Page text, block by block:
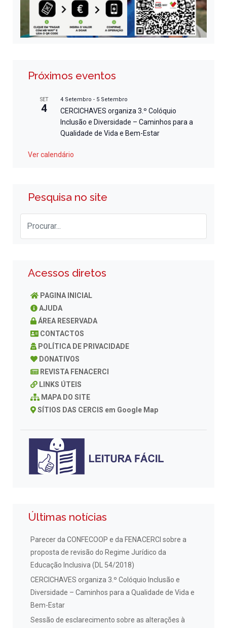
Próximos eventos
SET
4
4 Setembro - 5 Setembro
CERCICHAVES organiza 3.º Colóquio
Inclusão e Diversidade – Caminhos para a
Qualidade de Vida e Bem-Estar
Ver calendário
Pesquisa no site
Acessos diretos
PAGINA INICIAL
AJUDA
ÁREA RESERVADA
CONTACTOS
POLÍTICA DE PRIVACIDADE
DONATIVOS
REVISTA FENACERCI
LINKS ÚTEIS
MAPA DO SITE
SÍTIOS DAS CERCIS em Google Map
Últimas notícias
Parecer da CONFECOOP e da FENACERCI sobre a
proposta de revisão do Regime Jurídico da
Educação Inclusiva (DL 54/2018)
CERCICHAVES organiza 3.º Colóquio Inclusão e
Diversidade – Caminhos para a Qualidade de Vida e
Bem-Estar
Sessão de esclarecimento sobre as alterações à